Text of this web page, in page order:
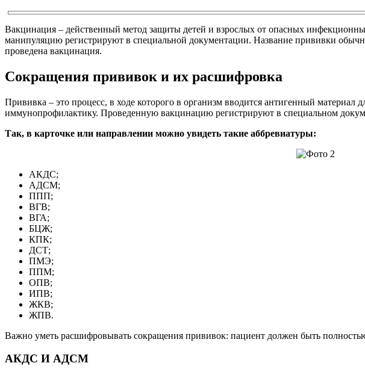
Вакцинация – действенный метод защиты детей и взрослых от опасных
манипуляцию регистрируют в специальной документации. Название прививки
проведена вакцинация.
Сокращения прививок и их расшифровка
Прививка – это процесс, в ходе которого в организм вводится антигенный
иммунопрофилактику. Проведенную вакцинацию регистрируют в специальном
Так, в карточке или направлении можно увидеть такие аббревиатуры:
АКДС;
АДСМ;
ППП;
ВГВ;
ВГА;
БЦЖ;
КПК;
ДСТ;
ПМЭ;
ППМ;
ОПВ;
ИПВ;
ЖКВ;
ЖПВ.
Важно уметь расшифровывать сокращения прививок: пациент должен быть
АКДС И АДСМ